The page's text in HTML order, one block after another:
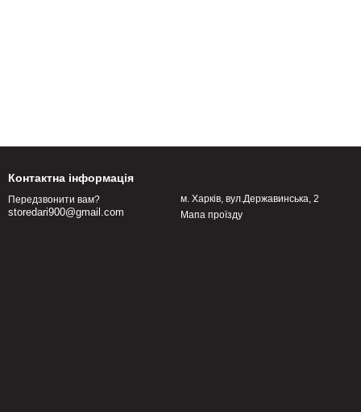
Контактна інформація
Передзвонити вам?
storedari900@gmail.com
м. Харків, вул.Державинська, 2
Мапа проїзду